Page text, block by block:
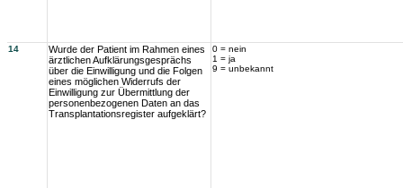
14
Wurde der Patient im Rahmen eines
ärztlichen Aufklärungsgesprächs
über die Einwilligung und die Folgen
eines möglichen Widerrufs der
Einwilligung zur Übermittlung der
personenbezogenen Daten an das
Transplantationsregister aufgeklärt?
0 = nein
1 = ja
9 = unbekannt